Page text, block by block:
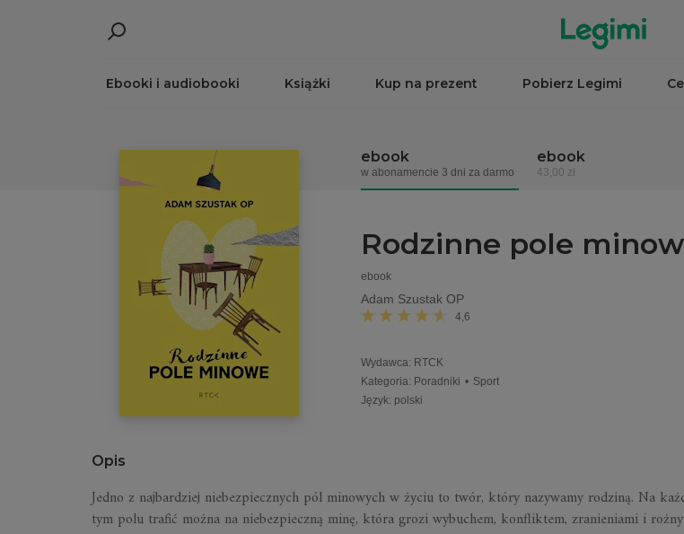
Ebooki i audiobooki Książki Kup na prezent Pobierz Legimi
ebook
w abonamencie 3 dni za darmo
ebook
43,00 zł
Rodzinne pole
ebook
Adam Szustak OP
4,6
Wydawca: RTCK
Kategoria: Poradniki • Sport
Język: polski
Opis
Jedno z najbardziej niebezpiecznych pól minowych w życiu to twór, który nazywamy rodziną. Na
tym polu trafić można na niebezpieczną minę, która grozi wybuchem, konfliktem, zranieniami i